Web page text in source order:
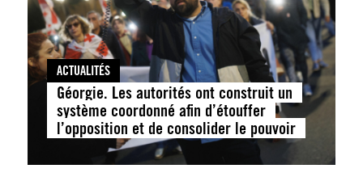
ACTUALITÉS
Géorgie. Les autorités ont construit un
système coordonné afin d’étouffer
l’opposition et de consolider le pouvoir